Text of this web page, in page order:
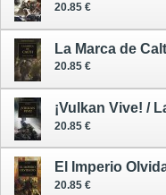
20.85 €
La Marca de
20.85 €
¡Vulkan Vive! /
20.85 €
El Imperio
20.85 €